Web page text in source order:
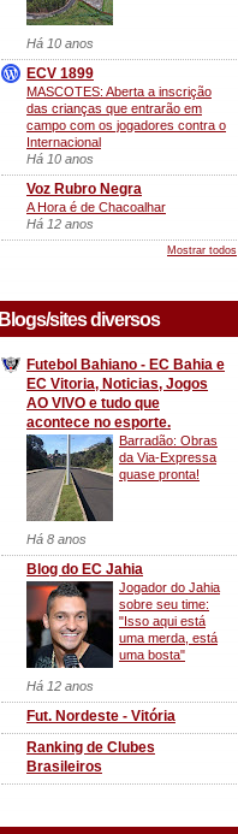
Há 10 anos
ECV 1899
MASCOTES: Aberta a inscrição
das crianças que entrarão em
campo com os jogadores contra o
Internacional
Há 10 anos
Voz Rubro Negra
A Hora é de Chacoalhar
Há 12 anos
Mostrar todos
Blogs/sites diversos
Futebol Bahiano - EC Bahia e
EC Vitoria, Noticias, Jogos
AO VIVO e tudo que
acontece no esporte.
Barradão: Obras
da Via-Expressa
quase pronta!
Há 8 anos
Blog do EC Jahia
Jogador do Jahia
sobre seu time:
"Isso aqui está
uma merda, está
uma bosta"
Há 12 anos
Fut. Nordeste - Vitória
Ranking de Clubes
Brasileiros